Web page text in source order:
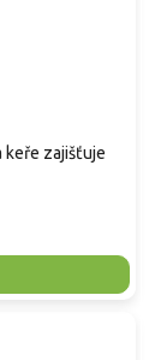
keře zajišťuje